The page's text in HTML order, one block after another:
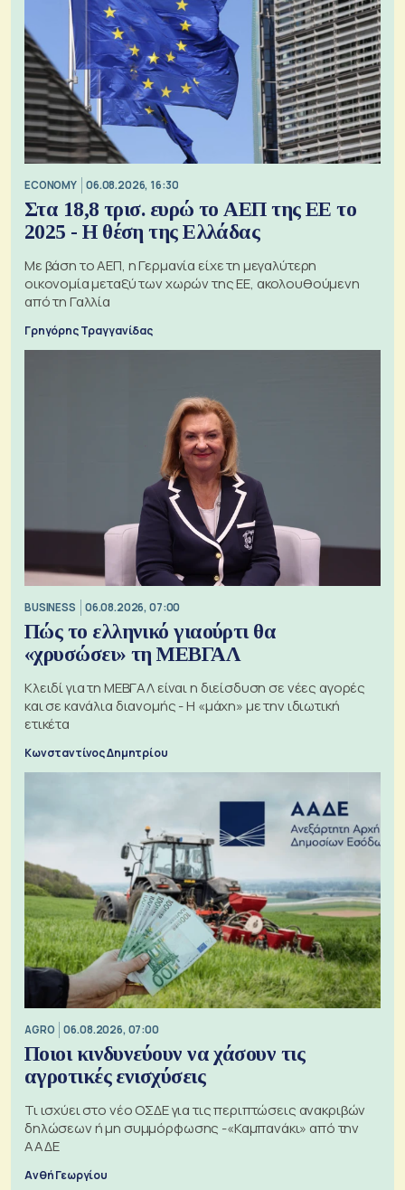
ECONOMY 06.08.2026, 16:30
Στα 18,8 τρισ. ευρώ το ΑΕΠ της ΕΕ το
2025 - Η θέση της Ελλάδας
Με βάση το ΑΕΠ, η Γερμανία είχε τη μεγαλύτερη
οικονομία μεταξύ των χωρών της ΕΕ, ακολουθούμενη
από τη Γαλλία
Γρηγόρης Τραγγανίδας
BUSINESS 06.08.2026, 07:00
Πώς το ελληνικό γιαούρτι θα
«χρυσώσει» τη ΜΕΒΓΑΛ
Κλειδί για τη ΜΕΒΓΑΛ είναι η διείσδυση σε νέες αγορές
και σε κανάλια διανομής - Η «μάχη» με την ιδιωτική
ετικέτα
Κωνσταντίνος Δημητρίου
AGRO 06.08.2026, 07:00
Ποιοι κινδυνεύουν να χάσουν τις
αγροτικές ενισχύσεις
Τι ισχύει στο νέο ΟΣΔΕ για τις περιπτώσεις ανακριβών
δηλώσεων ή μη συμμόρφωσης -«Καμπανάκι» από την
ΑΑΔΕ
Ανθή Γεωργίου